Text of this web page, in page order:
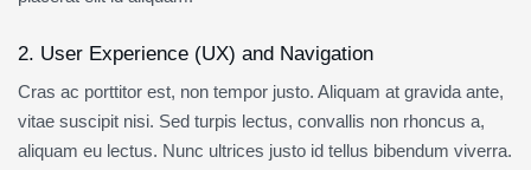
2. User Experience (UX) and Navigation
Cras ac porttitor est, non tempor justo. Aliquam at gravida ante,
vitae suscipit nisi. Sed turpis lectus, convallis non rhoncus a,
aliquam eu lectus. Nunc ultrices justo id tellus bibendum viverra.